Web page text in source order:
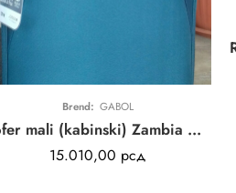
Brend: GABOL
Kofer mali (kabinski) Zambia Gabol | petrolej plava | poliester
15.010,00 рсд